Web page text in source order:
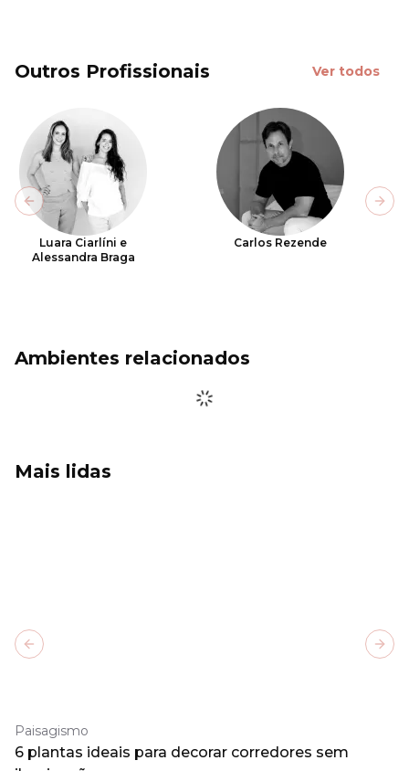
Outros Profissionais Ver todos
Luara Ciarlíni e
Alessandra Braga
Carlos Rezende
Previous slide
Ambientes relacionados
Mais lidas
Paisagismo
6 plantas ideais para decorar corredores sem
Previous slide